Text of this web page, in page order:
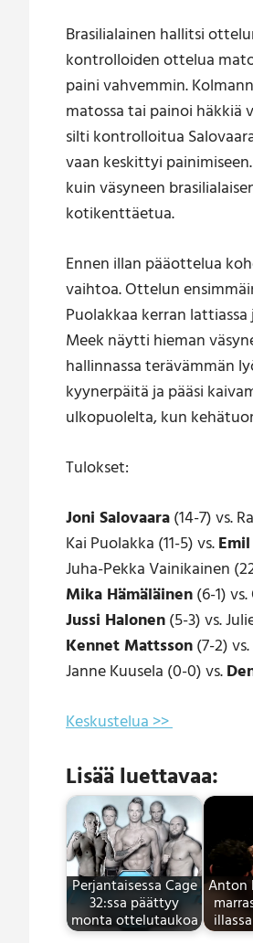
Brasilialainen hallitsi
kontrolloiden ottelua
paini vahvemmin.
matossa tai painoi häkkiä
silti kontrolloitua
vaan keskittyi
kuin väsyneen
kotikenttäetua.
Ennen illan pääottelua
vaihtoa. Ottelun
Puolakkaa kerran
Meek näytti hieman
hallinnassa terävämmän
kyynerpäitä ja pääsi
ulkopuolelta, kun
Tulokset:
Joni Salovaara(14-7) vs.
Kai Puolakka (11-5) vs.
Juha-Pekka Vainikainen
Mika Hämäläinen(6-1)
Jussi Halonen(5-3) vs.
Kennet Mattsson(7-2)
Janne Kuusela (0-0) vs.
Keskustelua >>
Lisää luettavaa:
Perjantaisessa Cage
32:ssa päättyy
monta ottelutaukoa
Anton